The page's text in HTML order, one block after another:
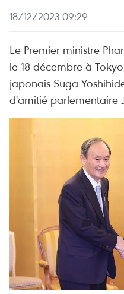
18/12/2023 09:29
Le Premier ministre
le 18 décembre à
japonais Suga
d'amitié parlementaire